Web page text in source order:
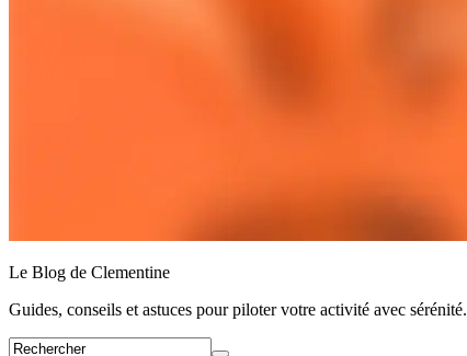
Le Blog de Clementine
Guides, conseils et astuces pour piloter votre activité avec sérénité.